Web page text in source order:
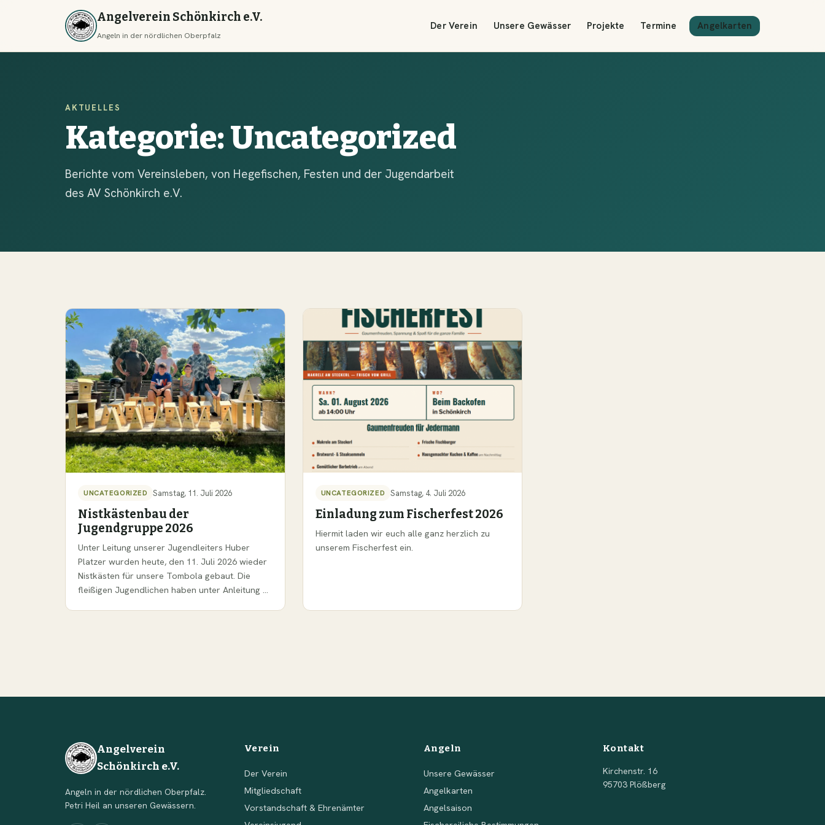
Angelverein Schönkirch e.V.
Angeln in der nördlichen Oberpfalz
Der Verein Unsere Gewässer Projekte Termine Angelkarten
AKTUELLES
Kategorie:Uncategorized
Berichte vom Vereinsleben, von Hegefischen, Festen und der Jugendarbeit
des AV Schönkirch e.V.
UNCATEGORIZED Samstag, 11. Juli 2026
Nistkästenbau der
Jugendgruppe 2026
Unter Leitung unserer Jugendleiters Huber
Platzer wurden heute, den 11. Juli 2026 wieder
Nistkästen für unsere Tombola gebaut. Die
fleißigen Jugendlichen haben unter Anleitung …
UNCATEGORIZED Samstag, 4. Juli 2026
Einladung zum Fischerfest 2026
Hiermit laden wir euch alle ganz herzlich zu
unserem Fischerfest ein.
Angelverein
Schönkirch e.V.
Angeln in der nördlichen Oberpfalz.
Petri Heil an unseren Gewässern.
Verein
Der Verein
Mitgliedschaft
Vorstandschaft & Ehrenämter
Angeln
Unsere Gewässer
Angelkarten
Angelsaison
Kontakt
Kirchenstr. 16
95703 Plößberg